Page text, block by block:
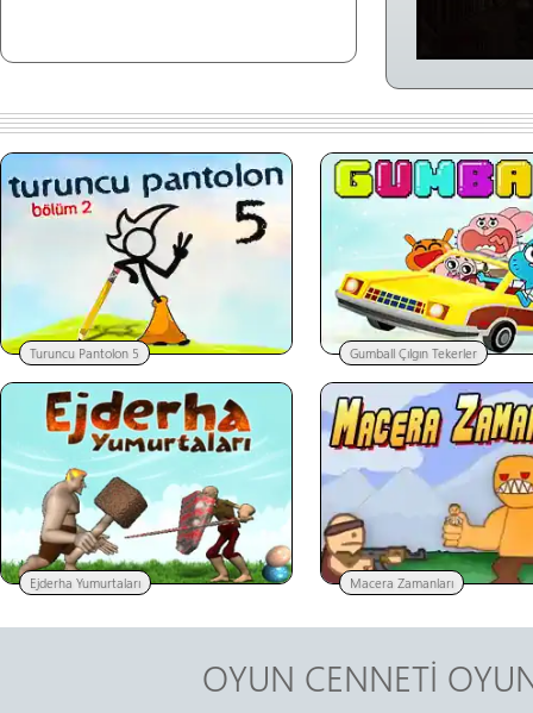
Turuncu Pantolon 5 Gumball Çılgın Tekerler
Ejderha Yumurtaları Macera Zamanları
OYUN CENNETİ